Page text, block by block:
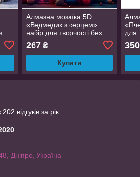
Алмазна мозаїка 5D
«Ведмедик з серцем»
набір для творчості без
267₴
Купити
для
350
відгуків за рік
Дніпро, Україна